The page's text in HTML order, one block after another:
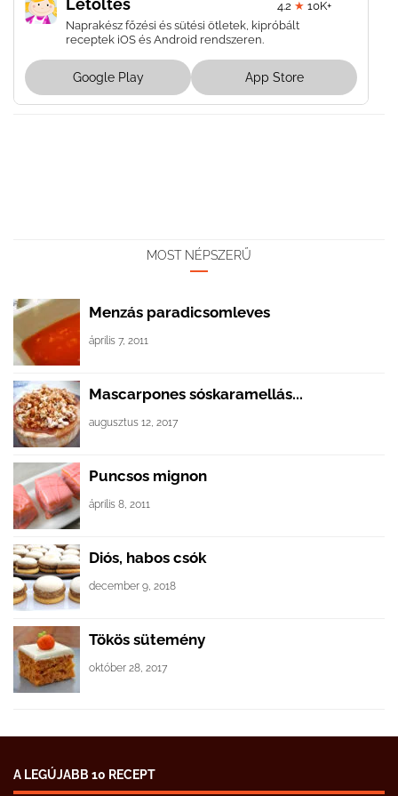
Letöltés 4.2 ★ 10K+
Naprakész főzési és sütési ötletek, kipróbált
receptek iOS és Android rendszeren.
Google Play App Store
MOST NÉPSZERŰ
Menzás paradicsomleves
április 7, 2011
Mascarpones sóskaramellás...
augusztus 12, 2017
Puncsos mignon
április 8, 2011
Diós, habos csók
december 9, 2018
Tökös sütemény
október 28, 2017
A LEGÚJABB 10 RECEPT